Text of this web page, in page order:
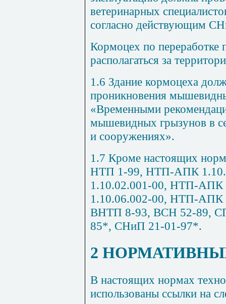
ветеринарных
согласно действующим
Кормоцех по
располагаться за
1.6 Здание кормоцеха
проникновения
«Временными
мышевидных грызунов в
и сооружениях».
1.7 Кроме настоящих норм
НТП 1-99, НТП-АПК
1.10.02.001-00, НТП-
1.10.06.002-00, НТП-АПК
ВНТП 8-93, ВСН 52-89,
85*, СНиП 21-01-97*.
2
В настоящих нормах
использованы ссылки на